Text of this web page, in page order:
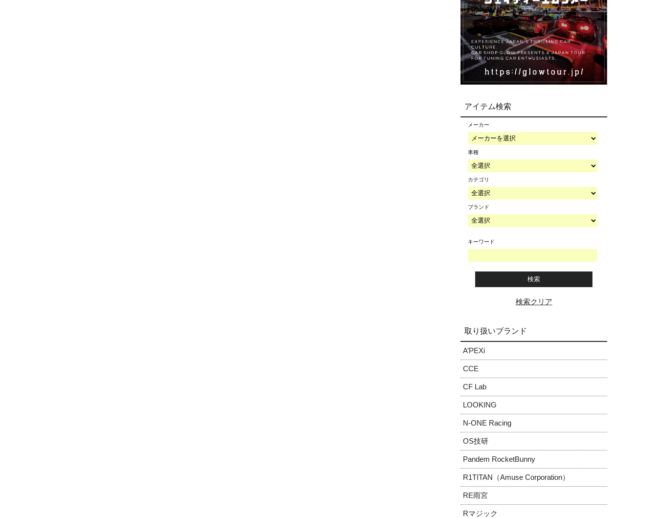
アイテム検索
メーカー
車種
カテゴリ
ブランド
キーワード
検索クリア
取り扱いブランド
A’PEXi
CCE
CF Lab
LOOKING
N-ONE Racing
OS技研
Pandem RocketBunny
R1TITAN（Amuse Corporation）
RE雨宮
Rマジック